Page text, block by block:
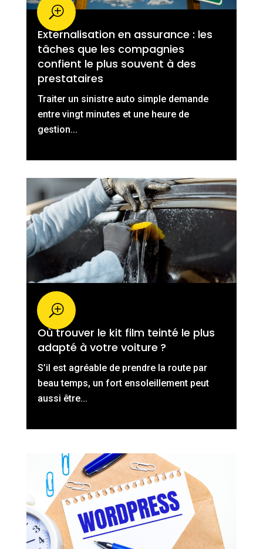
Externalisation en assurance : les
tâches que les compagnies
confient le plus souvent à des
prestataires
Traiter un sinistre auto simple demande
entre vingt minutes et une heure de
gestion...
Où trouver le kit film teinté le plus
adapté à votre voiture ?
S’il est agréable de prendre la route par
beau temps, un fort ensoleillement peut
aussi être...